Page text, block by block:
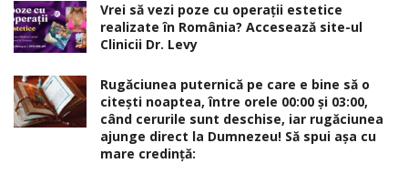
Vrei să vezi poze cu operații estetice
realizate în România? Accesează site-ul
Clinicii Dr. Levy
Rugăciunea puternică pe care e bine să o
citești noaptea, între orele 00:00 și 03:00,
când cerurile sunt deschise, iar rugăciunea
ajunge direct la Dumnezeu! Să spui așa cu
mare credință: